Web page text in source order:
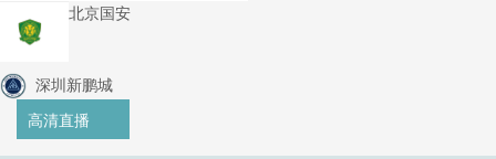
北京国安
深圳新鹏城
高清直播